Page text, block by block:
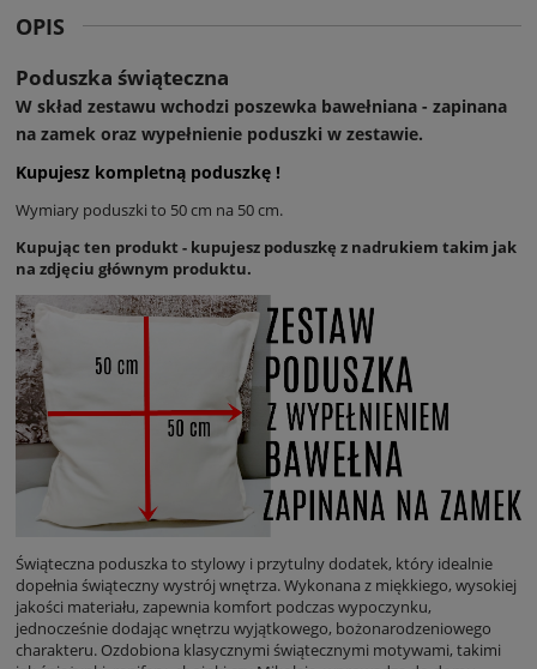
OPIS
Poduszka świąteczna
W skład zestawu wchodzi poszewka bawełniana - zapinana
na zamek oraz wypełnienie poduszki w zestawie.
Kupujesz kompletną poduszkę !
Wymiary poduszki to 50 cm na 50 cm.
Kupując ten produkt - kupujesz poduszkę z nadrukiem takim jak
na zdjęciu głównym produktu.
Świąteczna poduszka to stylowy i przytulny dodatek, który idealnie
dopełnia świąteczny wystrój wnętrza. Wykonana z miękkiego, wysokiej
jakości materiału, zapewnia komfort podczas wypoczynku,
jednocześnie dodając wnętrzu wyjątkowego, bożonarodzeniowego
charakteru. Ozdobiona klasycznymi świątecznymi motywami, takimi